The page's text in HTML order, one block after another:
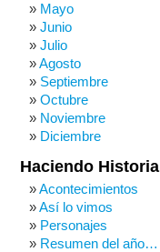
Mayo
Junio
Julio
Agosto
Septiembre
Octubre
Noviembre
Diciembre
Haciendo Historia
Acontecimientos
Así lo vimos
Personajes
Resumen del año…